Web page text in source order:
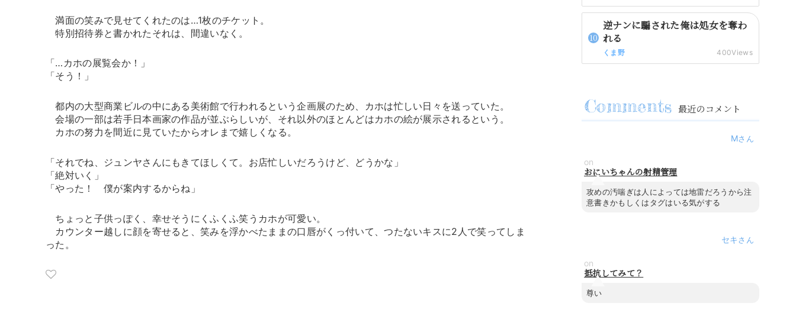
満面の笑みで見せてくれたのは…1枚のチケット。
特別招待券と書かれたそれは、間違いなく。
「…カホの展覧会か！」
「そう！」
都内の大型商業ビルの中にある美術館で行われるという企画展のため、カホは忙しい日々を送っていた。
会場の一部は若手日本画家の作品が並ぶらしいが、それ以外のほとんどはカホの絵が展示されるという。
カホの努力を間近に見ていたからオレまで嬉しくなる。
「それでね、ジュンヤさんにもきてほしくて。お店忙しいだろうけど、どうかな」
「絶対いく」
「やった！ 僕が案内するからね」
ちょっと子供っぽく、幸せそうにくふくふ笑うカホが可愛い。
カウンター越しに顔を寄せると、笑みを浮かべたままの口唇がくっ付いて、つたないキスに2人で笑ってしま
った。
逆ナンに騙された俺は処女を奪わ
れる
くま野 400Views
最近のコメント
M
on
おにいちゃんの射精管理
攻めの汚喘ぎは人によっては地雷だろうから注
意書きかもしくはタグはいる気がする
セキ
on
抵抗してみて？
尊い